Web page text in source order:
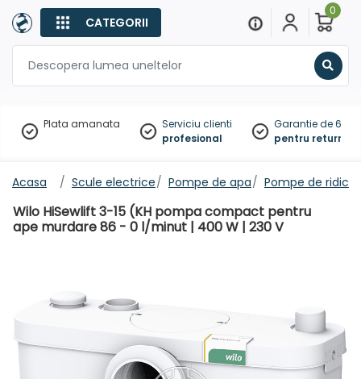
CATEGORII
0
Plata amanata
Serviciu clienti
profesional
Garantie de 60
pentru
Acasa Scule electrice Pompe de apa Pompe de
Wilo HiSewlift 3-15 (KH pompa compact pentru
ape murdare 86 - 0 l/minut | 400 W | 230 V